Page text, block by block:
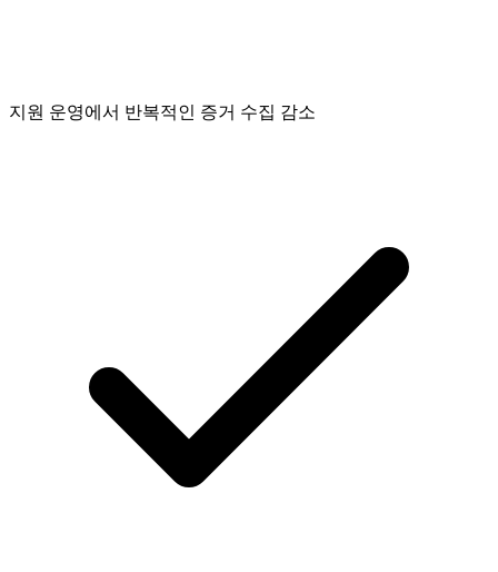
지원 운영에서 반복적인 증거 수집 감소